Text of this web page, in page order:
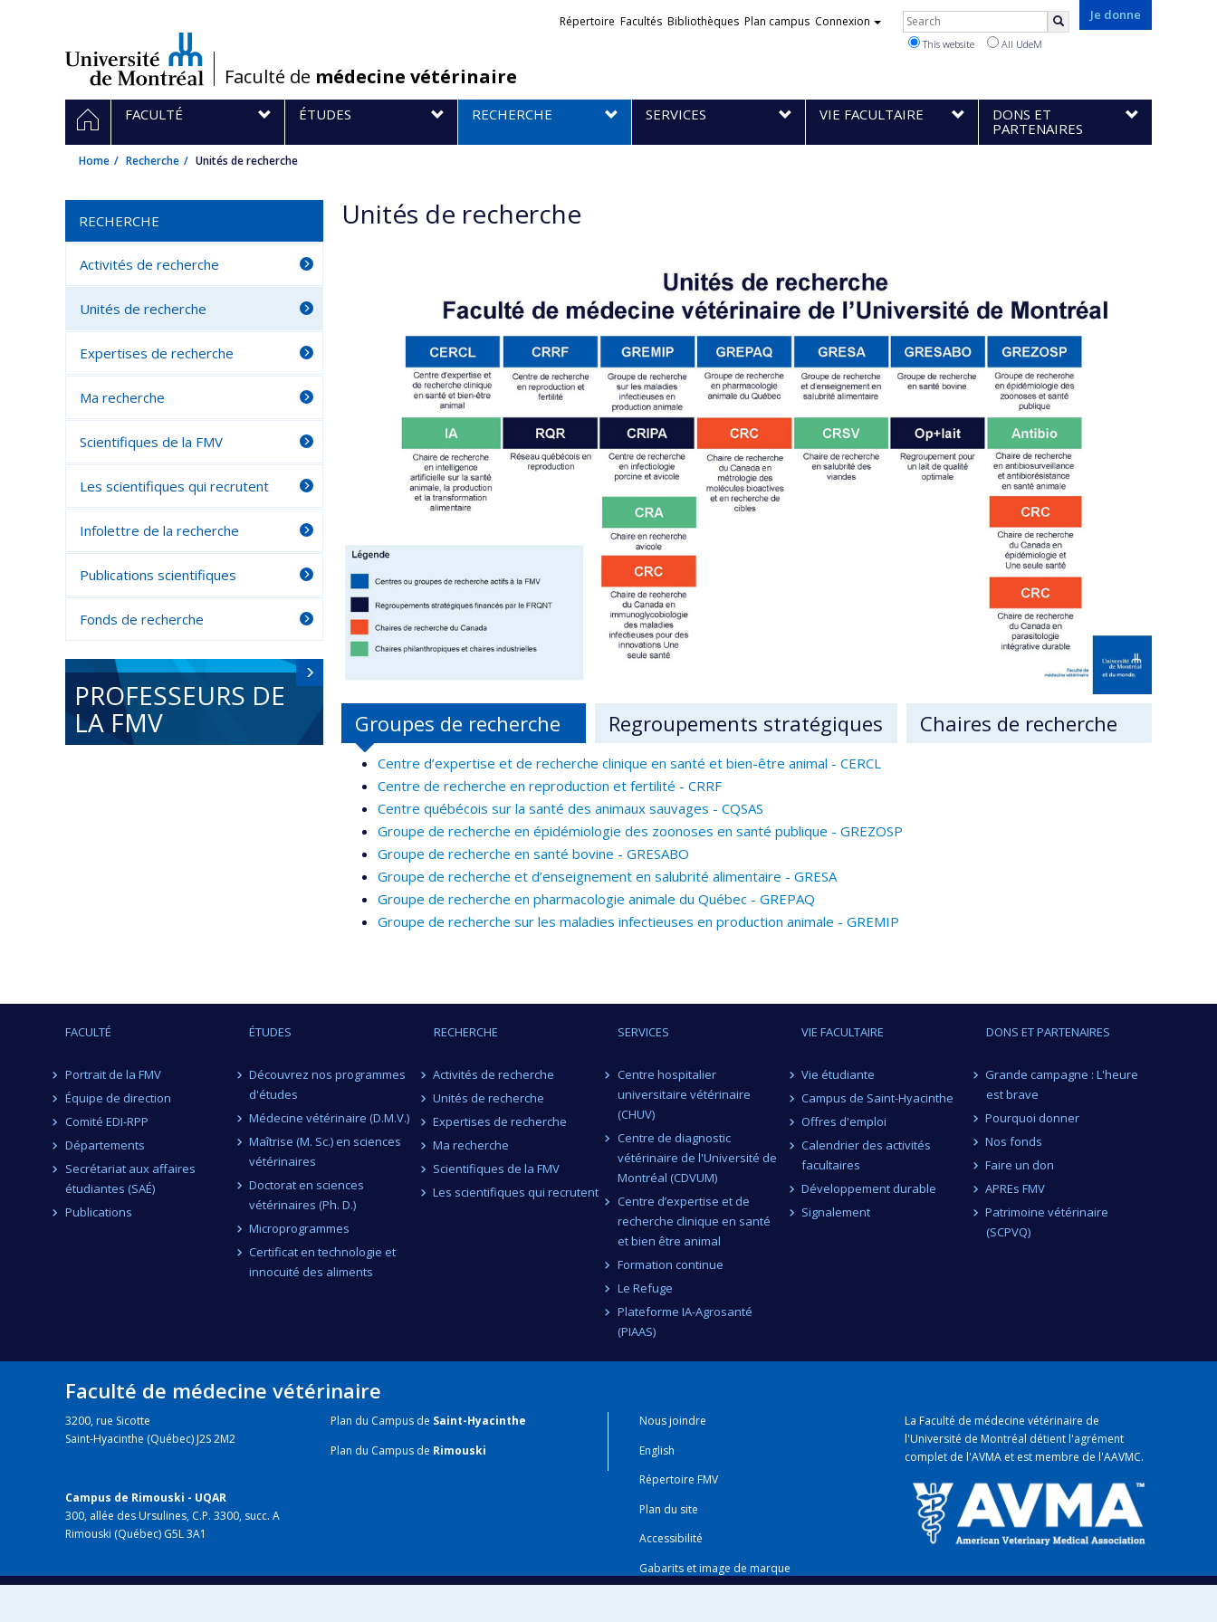
/Faculté de médecine vétérinaire
Je donne
Liens
Répertoire Facultés Bibliothèques Plan campus Connexion Rechercher
This website All UdeM
Navigation
principale
HOMEFACULTÉ ÉTUDES RECHERCHE SERVICES VIE FACULTAIRE
DONS ET
PARTENAIRES
Home Recherche Unités de recherche
Unités de recherche
Groupes de recherche Regroupements stratégiques Chaires de recherche
Centre d’expertise et de recherche clinique en santé et bien-être animal - CERCL
Centre de recherche en reproduction et fertilité - CRRF
Centre québécois sur la santé des animaux sauvages - CQSAS
Groupe de recherche en épidémiologie des zoonoses en santé publique - GREZOSP
Groupe de recherche en santé bovine - GRESABO
Groupe de recherche et d’enseignement en salubrité alimentaire - GRESA
Groupe de recherche en pharmacologie animale du Québec - GREPAQ
Groupe de recherche sur les maladies infectieuses en production animale - GREMIP
RECHERCHE
Activités de recherche
Unités de recherche
Expertises de recherche
Ma recherche
Scientifiques de la FMV
Les scientifiques qui recrutent
Infolettre de la recherche
Publications scientifiques
Fonds de recherche
PROFESSEURS DE
LA FMV
FACULTÉ
Portrait de la FMV
Équipe de direction
Comité EDI-RPP
Départements
Secrétariat aux affaires
étudiantes (SAÉ)
Publications
ÉTUDES
Découvrez nos programmes
d'études
Médecine vétérinaire (D.M.V.)
Maîtrise (M. Sc.) en sciences
vétérinaires
Doctorat en sciences
vétérinaires (Ph. D.)
Microprogrammes
Certificat en technologie et
innocuité des aliments
RECHERCHE
Activités de recherche
Unités de recherche
Expertises de recherche
Ma recherche
Scientifiques de la FMV
Les scientifiques qui recrutent
SERVICES
Centre hospitalier
universitaire vétérinaire
(CHUV)
Centre de diagnostic
vétérinaire de l'Université de
Montréal (CDVUM)
Centre d’expertise et de
recherche clinique en santé
et bien être animal
Formation continue
Le Refuge
Plateforme IA-Agrosanté
(PIAAS)
VIE FACULTAIRE
Vie étudiante
Campus de Saint-Hyacinthe
Offres d'emploi
Calendrier des activités
facultaires
Développement durable
Signalement
DONS ET PARTENAIRES
Grande campagne : L'heure
est brave
Pourquoi donner
Nos fonds
Faire un don
APREs FMV
Patrimoine vétérinaire
(SCPVQ)
Faculté de médecine vétérinaire
3200, rue Sicotte
Saint-Hyacinthe (Québec) J2S 2M2
Campus de Rimouski - UQAR
300, allée des Ursulines, C.P. 3300, succ. A
Rimouski (Québec) G5L 3A1
Plan du Campus de Saint-Hyacinthe
Plan du Campus de Rimouski
Nous joindre
English
Répertoire FMV
Plan du site
Accessibilité
Gabarits et image de marque
La Faculté de médecine vétérinaire de
l'Université de Montréal détientl'agrément
complet de l'AVMA et est membre de l'AAVMC.